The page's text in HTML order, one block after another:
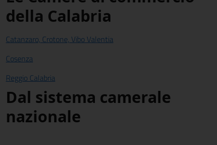
della Calabria
Catanzaro, Crotone, Vibo Valentia
Cosenza
Reggio Calabria
Dal sistema camerale
nazionale